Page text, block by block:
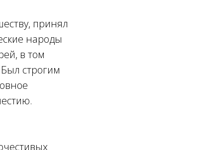
принял
народы
в том
строгим